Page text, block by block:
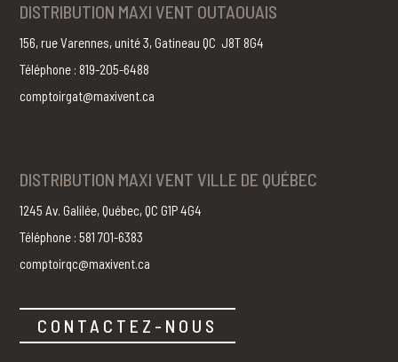
DISTRIBUTION MAXI VENT OUTAOUAIS
156, rue Varennes, unité 3, Gatineau QC J8T 8G4
Téléphone : 819-205-6488
comptoirgat@maxivent.ca
DISTRIBUTION MAXI VENT VILLE DE QUÉBEC
1245 Av. Galilée, Québec, QC G1P 4G4
Téléphone : 581 701-6383
comptoirqc@maxivent.ca
CONTACTEZ-NOUS